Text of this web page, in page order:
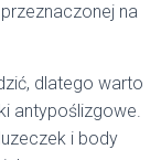
na
dlatego warto
antypoślizgowe.
i body